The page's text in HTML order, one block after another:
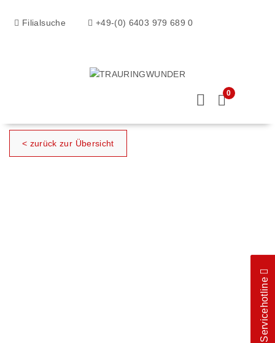
Filialsuche +49-(0) 6403 979 689 0
0
< zurück zur Übersicht
Servicehotline